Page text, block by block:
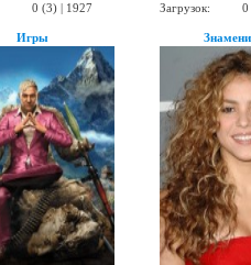
0 (3) | 1927
Загрузок:
0
Игры